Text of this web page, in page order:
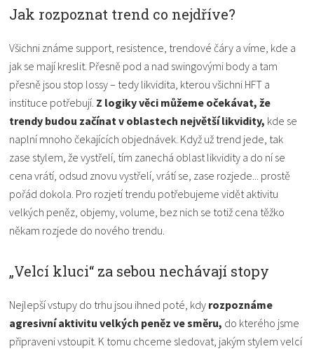
Jak rozpoznat trend co nejdříve?
Všichni známe support, resistence, trendové čáry a víme, kde a
jak se mají kreslit. Přesně pod a nad swingovými body a tam
přesně jsou stop lossy – tedy likvidita, kterou všichni HFT a
instituce potřebují. Z logiky věci můžeme očekávat, že
trendy budou začínat v oblastech největší likvidity, kde se
naplní mnoho čekajících objednávek. Když už trend jede, tak
zase stylem, že vystřelí, tím zanechá oblast likvidity a do ní se
cena vrátí, odsud znovu vystřelí, vrátí se, zase rozjede... prostě
pořád dokola. Pro rozjetí trendu potřebujeme vidět aktivitu
velkých peněz, objemy, volume, bez nich se totiž cena těžko
někam rozjede do nového trendu.
„Velcí kluci“ za sebou nechávají stopy
Nejlepší vstupy do trhu jsou ihned poté, kdy rozpoznáme
agresivní aktivitu velkých peněz ve směru, do kterého jsme
připraveni vstoupit. K tomu chceme sledovat, jakým stylem velcí